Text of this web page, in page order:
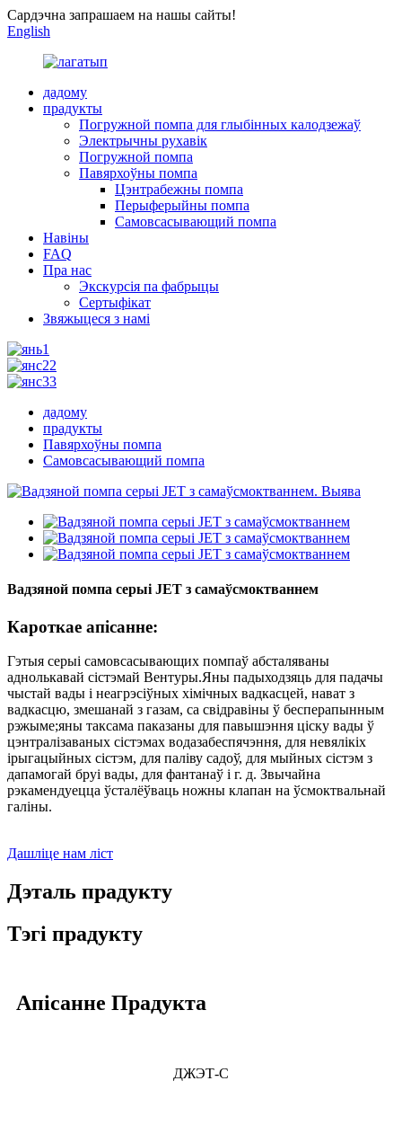
Сардэчна запрашаем на нашы сайты!
English
дадому
прадукты
Погружной помпа для глыбінных калодзежаў
Электрычны рухавік
Погружной помпа
Павярхоўны помпа
Цэнтрабежны помпа
Перыферыйны помпа
Самовсасывающий помпа
Навіны
FAQ
Пра нас
Экскурсія па фабрыцы
Сертыфікат
Звяжыцеся з намі
дадому
прадукты
Павярхоўны помпа
Самовсасывающий помпа
Вадзяной помпа серыі JET з самаўсмоктваннем
Кароткае апісанне:
Гэтыя серыі самовсасывающих помпаў абсталяваны
аднолькавай сістэмай Вентуры.Яны падыходзяць для падачы
чыстай вады і неагрэсіўных хімічных вадкасцей, нават з
вадкасцю, змешанай з газам, са свідравіны ў бесперапынным
рэжыме;яны таксама паказаны для павышэння ціску вады ў
цэнтралізаваных сістэмах водазабеспячэння, для невялікіх
ірыгацыйных сістэм, для паліву садоў, для мыйных сістэм з
дапамогай бруі вады, для фантанаў і г. д. Звычайна
рэкамендуецца ўсталёўваць ножны клапан на ўсмоктвальнай
галіны.
Дашліце нам ліст
Дэталь прадукту
Тэгі прадукту
Апісанне Прадукта
ДЖЭТ-С